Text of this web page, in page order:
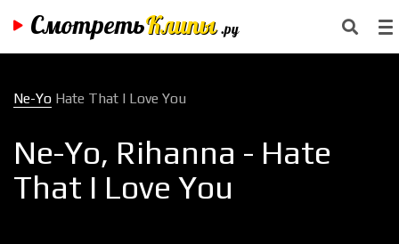
СмотретьКлипы .ру
Ne-Yo Hate That I Love You
Ne-Yo, Rihanna - Hate
That I Love You